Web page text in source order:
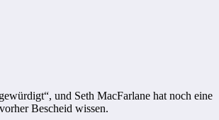
und Seth MacFarlane hat noch eine
Bescheid wissen.